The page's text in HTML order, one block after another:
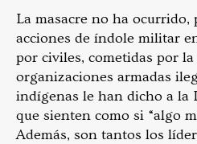
La masacre no ha
acciones de índole militar
por civiles, cometidas por
organizaciones armadas
indígenas le han dicho a la
que sienten como si “algo
Además, son tantos los